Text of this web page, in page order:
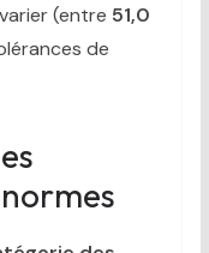
(entre 51,0
de